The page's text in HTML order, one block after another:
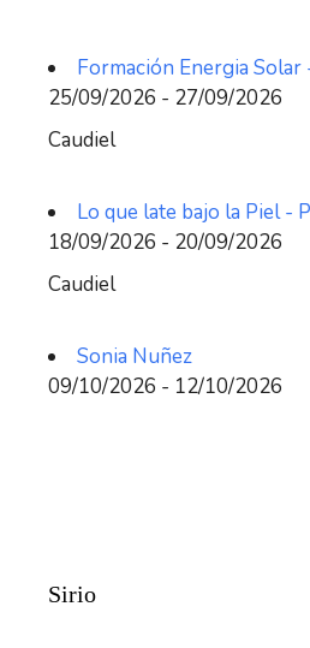
Formación Energia Solar
25/09/2026 - 27/09/2026
Caudiel
Lo que late bajo la Piel -
18/09/2026 - 20/09/2026
Caudiel
Sonia Nuñez
09/10/2026 - 12/10/2026
Sirio